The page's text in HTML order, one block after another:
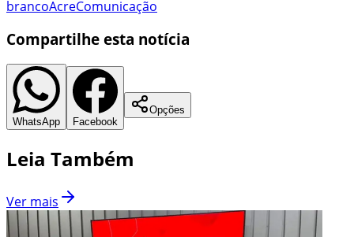
brancoAcreComunicação
Compartilhe esta notícia
WhatsApp Facebook
Opções
Leia Também
Ver mais